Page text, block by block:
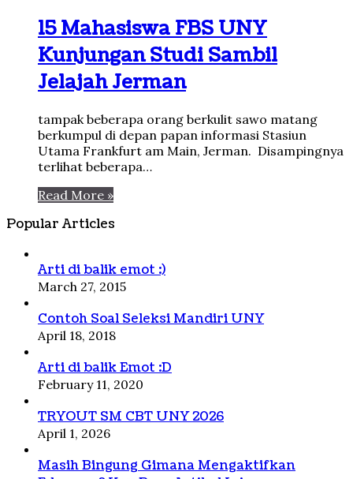
15 Mahasiswa FBS UNY
Kunjungan Studi Sambil
Jelajah Jerman
tampak beberapa orang berkulit sawo matang
berkumpul di depan papan informasi Stasiun
Utama Frankfurt am Main, Jerman. Disampingnya
terlihat beberapa…
Read More »
Popular Articles
Arti di balik emot :)
March 27, 2015
Contoh Soal Seleksi Mandiri UNY
April 18, 2018
Arti di balik Emot :D
February 11, 2020
TRYOUT SM CBT UNY 2026
April 1, 2026
Masih Bingung Gimana Mengaktifkan